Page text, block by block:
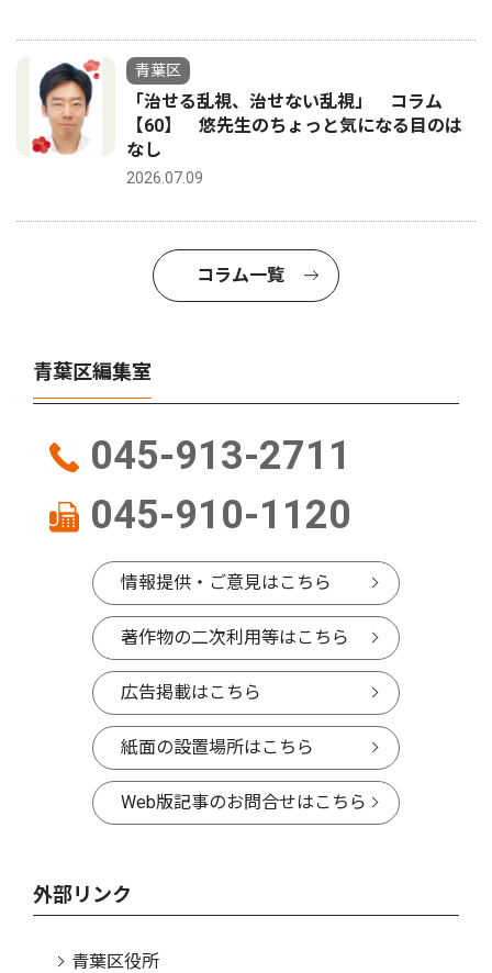
青葉区
「治せる乱視、治せない乱視」 コラム
【60】 悠先生のちょっと気になる目のは
なし
2026.07.09
コラム一覧
青葉区編集室
045-913-2711
045-910-1120
情報提供・ご意見はこちら
著作物の二次利用等はこちら
広告掲載はこちら
紙面の設置場所はこちら
Web版記事のお問合せはこちら
外部リンク
青葉区役所